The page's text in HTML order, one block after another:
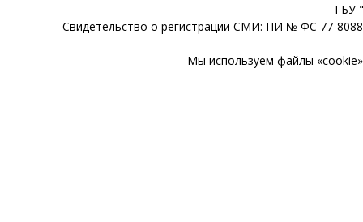
ГБУ
Свидетельство о регистрации СМИ: ПИ № ФС 77-
Мы используем файлы «cookie»